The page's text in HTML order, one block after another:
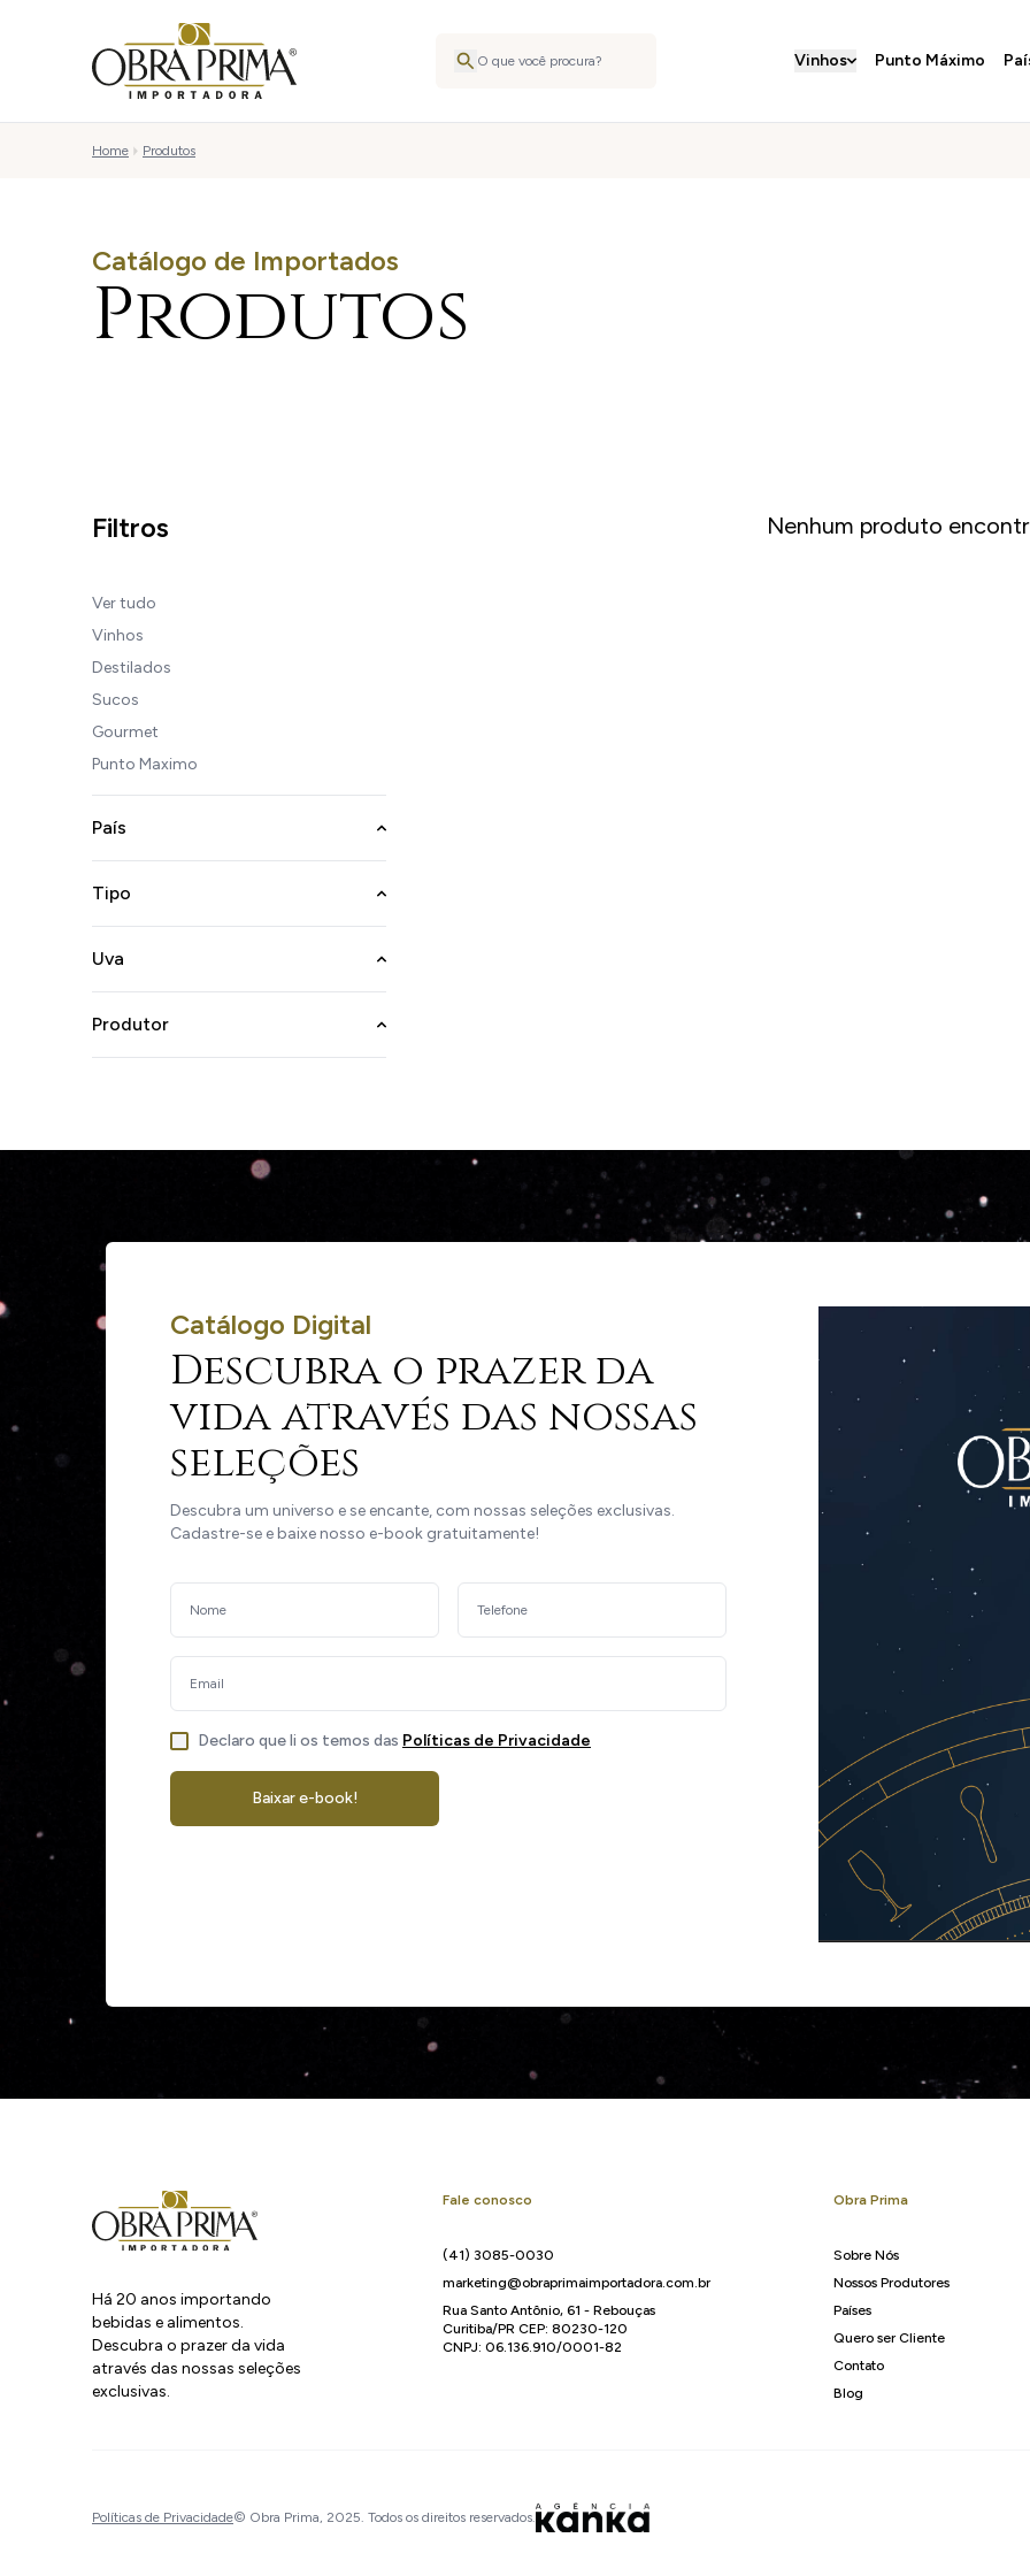
Vinhos Punto Máximo
Home Produtos
Catálogo de Importados
Produtos
Filtros
Ver tudo
Vinhos
Destilados
Sucos
Gourmet
Punto Maximo
País
Tipo
Uva
Produtor
Nenhum produto
Catálogo Digital
Descubra o prazer da
vida através das nossas
seleções
Descubra um universo e se encante, com nossas seleções exclusivas.
Cadastre-se e baixe nosso e-book gratuitamente!
Declaro que li os temos das Políticas de Privacidade
Baixar e-book!
Há 20 anos importando
bebidas e alimentos.
Descubra o prazer da vida
através das nossas seleções
exclusivas.
Fale conosco
(41) 3085-0030
marketing@obraprimaimportadora.com.br
Rua Santo Antônio, 61 - Rebouças
Curitiba/PR CEP: 80230-120
CNPJ: 06.136.910/0001-82
Obra Prima
Sobre Nós
Nossos Produtores
Países
Quero ser Cliente
Contato
Blog
Políticas de Privacidade© Obra Prima, 2025. Todos os direitos reservados.